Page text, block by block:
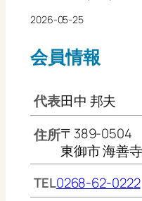
2026-05-25
会員情報
代表田中 邦夫
住所〒389-0504
東御市 海善
TEL0268-62-0222